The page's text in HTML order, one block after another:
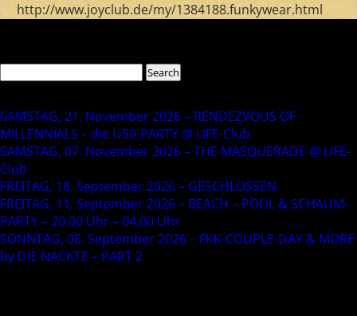
http://www.joyclub.de/my/1384188.funkywear.html
SAMSTAG, 21. November 2026 – RENDEZVOUS OF
MILLENNIALS – die U50-PARTY @ LIFE-Club
SAMSTAG, 07. November 2026 – THE MASQUERADE @ LIFE-
Club
FREITAG, 18. September 2026 – GESCHLOSSEN
FREITAG, 11. September 2026 – BEACH – POOL & SCHAUM-
PARTY – 20.00 Uhr – 04.00 Uhr
SONNTAG, 06. September 2026 – FKK-COUPLE-DAY & MORE
by DIE NACKTE – PART 2